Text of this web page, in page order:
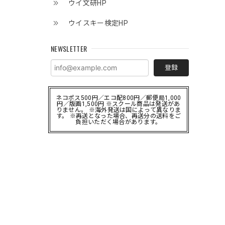
ウイ文研HP
ウイスキー検定HP
NEWSLETTER
登録
ネコポス500円／エコ配800円／郵便局1,000
円／版画1,500円 ※スクール商品は発送があ
りません。 ※海外発送は国によって異なりま
す。 ※再送となった場合、再送分の送料をご
負担いただく場合があります。